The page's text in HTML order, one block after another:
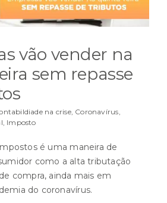
vão vender na
sem repasse
na crise, Coronavírus,
, Imposto
é uma maneira de
como a alta tributação
compra, ainda mais em
do coronavírus.